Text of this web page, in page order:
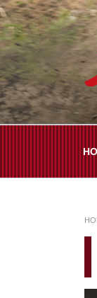
コ
ン
テ
ン
ツ
へ
ス